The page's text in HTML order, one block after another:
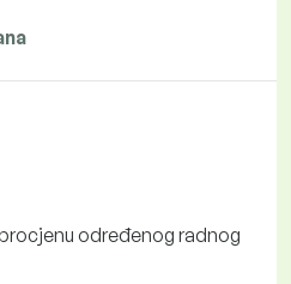
određenog radnog